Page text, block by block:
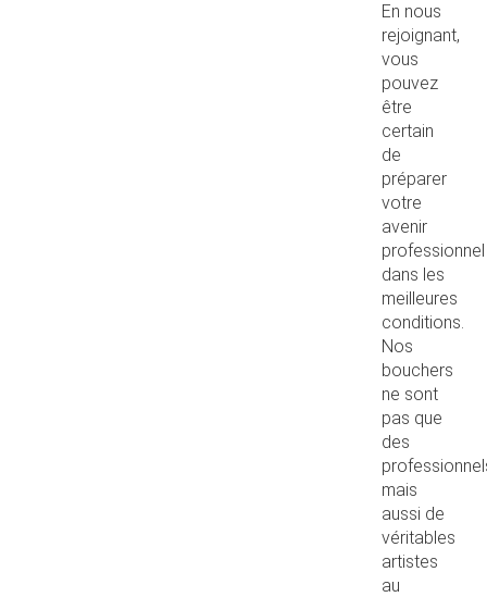
En nous
rejoignant,
vous
pouvez
être
certain
de
préparer
votre
avenir
professionnel
dans les
meilleures
conditions.
Nos
bouchers
ne sont
pas que
des
mais
aussi de
véritables
artistes
au